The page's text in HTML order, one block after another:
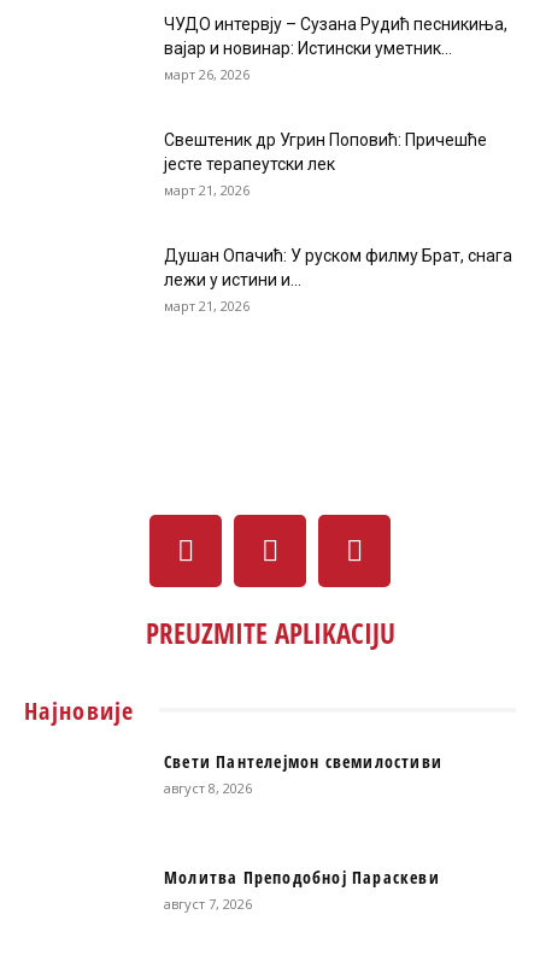
ЧУДО интервју – Сузана Рудић песникиња,
вајар и новинар: Истински уметник...
март 26, 2026
Свештеник др Угрин Поповић: Причешће
јесте терапеутски лек
март 21, 2026
Душан Опачић: У руском филму Брат, снага
лежи у истини и...
март 21, 2026
PREUZMITE APLIKACIJU
Најновије
Свети Пантелејмон свемилостиви
август 8, 2026
Молитва Преподобној Параскеви
август 7, 2026